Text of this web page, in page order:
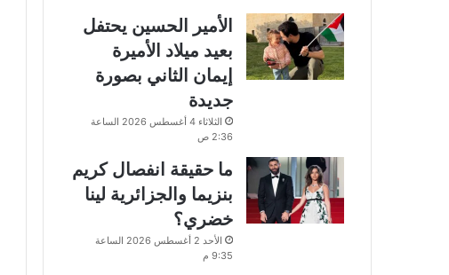
الأمير الحسين يحتفل
بعيد ميلاد الأميرة
إيمان الثاني بصورة
جديدة
الثلاثاء 4 أغسطس 2026 الساعة
2:36 ص
ما حقيقة انفصال كريم
بنزيما والجزائرية لينا
خضري؟
الأحد 2 أغسطس 2026 الساعة
9:35 م